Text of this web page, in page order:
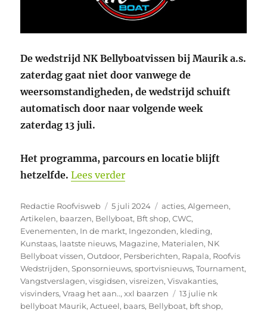
De wedstrijd NK Bellyboatvissen bij Maurik a.s.
zaterdag gaat niet door vanwege de
weersomstandigheden, de wedstrijd schuift
automatisch door naar volgende week
zaterdag 13 juli.
Het programma, parcours en locatie blijft
hetzelfde. Lees verder“Float Plus NK Bellyboat
Auteur
Redactie Roofvisweb
Geplaatst
op
5 juli 2024 Categorieën
acties,Algemeen,
Artikelen, baarzen, Bellyboat, Bft shop,CWC,
Evenementen, In de markt, Ingezonden, kleding,
Kunstaas, laatste nieuws, Magazine, Materialen, NK
Bellyboat vissen,Outdoor, Persberichten, Rapala, Roofvis
Wedstrijden,Sponsornieuws,sportvisnieuws,Tournament,
Vangstverslagen,visgidsen,visreizen,Visvakanties,
visvinders,Vraag het aan..,xxl baarzen Tags
13 julie nk
bellyboat Maurik,Actueel, baars, Bellyboat, bft shop,